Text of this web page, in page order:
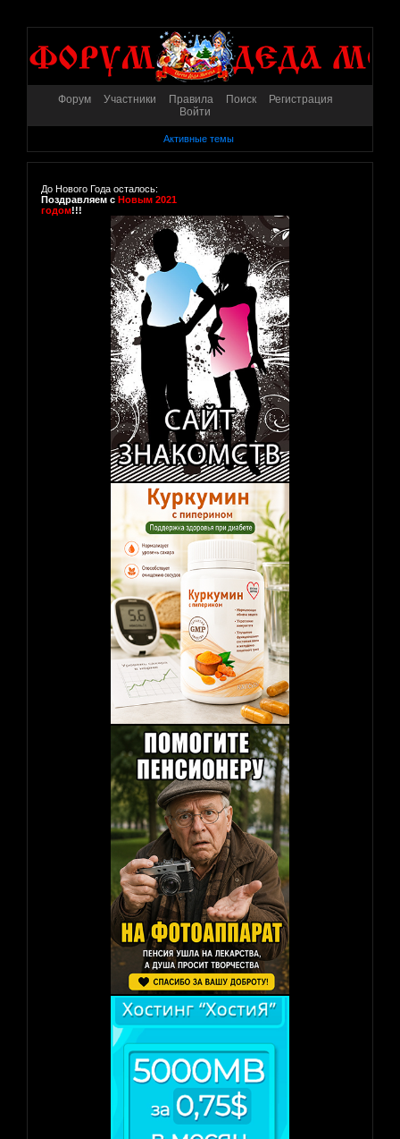
Форум Участники Правила Поиск
Регистрация
Войти
Активные темы
До Нового Года осталось:
Поздравляем с Новым 2021
годом!!!